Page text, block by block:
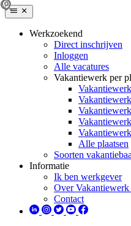
Werkzoekend
Direct inschrijven
Inloggen
Alle vacatures
Vakantiewerk per
Alle plaatsen
Soorten
Informatie
Ik ben werkgever
Over
Contact